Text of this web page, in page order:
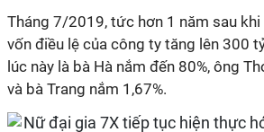
Tháng 7/2019, tức hơn 1 năm sau
vốn điều lệ của công ty tăng lên 300
lúc này là bà Hà nắm đến 80%, ông
và bà Trang nắm 1,67%.